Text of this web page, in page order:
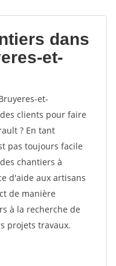
dans
et-
et-
clients pour faire
? En tant
pas toujours facile
chantiers à
d'aide aux artisans
de manière
à la recherche de
projets travaux.